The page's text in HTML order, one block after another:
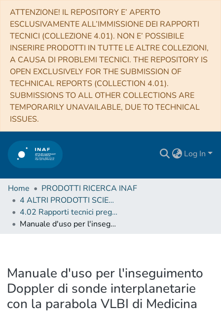
ATTENZIONE! IL REPOSITORY E’ APERTO
ESCLUSIVAMENTE ALL’IMMISSIONE DEI RAPPORTI
TECNICI (COLLEZIONE 4.01). NON E’ POSSIBILE
INSERIRE PRODOTTI IN TUTTE LE ALTRE COLLEZIONI,
A CAUSA DI PROBLEMI TECNICI. THE REPOSITORY IS
OPEN EXCLUSIVELY FOR THE SUBMISSION OF
TECHNICAL REPORTS (COLLECTION 4.01).
SUBMISSIONS TO ALL OTHER COLLECTIONS ARE
TEMPORARILY UNAVAILABLE, DUE TO TECHNICAL
ISSUES.
Log In
Home
PRODOTTI RICERCA INAF
4 ALTRI PRODOTTI SCIENTIFICI (Other scientific products)
4.02 Rapporti tecnici pregressi
Manuale d'uso per l'inseguimento Doppler di sonde interplanetarie con la parabola VLBI di Medicina
Manuale d'uso per l'inseguimento
Doppler di sonde interplanetarie
con la parabola VLBI di Medicina